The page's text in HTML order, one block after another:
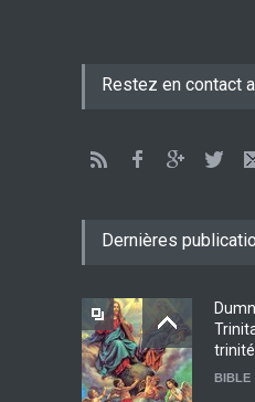
Restez en contact
Dernières
BIBLE